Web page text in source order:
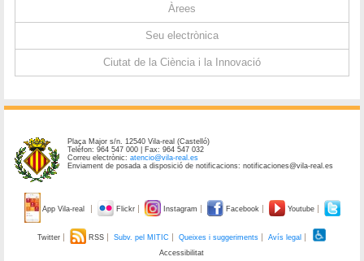
Àrees
Seu electrònica
Ciutat de la Ciència i la Innovació
Plaça Major s/n. 12540 Vila-real (Castelló)
Telèfon: 964 547 000 | Fax: 964 547 032
Correu electrònic:atencio@vila-real.es
Enviament de posada a disposició de notificacions: notificaciones@vila-real.es
App Vila-real Flickr Instagram Facebook Youtube
Twitter RSS Subv. pel MITIC Queixes i suggeriments
Avís legal
Accessibilitat